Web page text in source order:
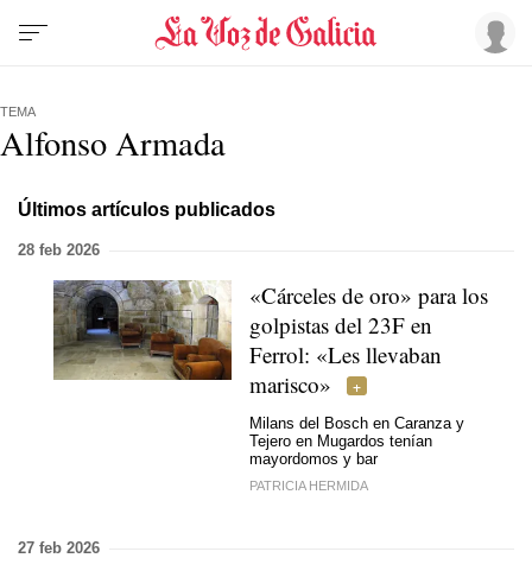
TEMA
Alfonso Armada
Últimos artículos publicados
28 feb 2026
«Cárceles de oro» para los
golpistas del 23F en
Ferrol: «Les llevaban
marisco»
Milans del Bosch en Caranza y
Tejero en Mugardos tenían
mayordomos y bar
PATRICIA HERMIDA
27 feb 2026